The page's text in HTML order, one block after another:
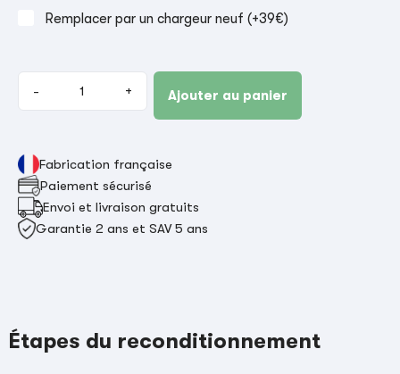
Remplacer par un chargeur neuf (+39€)
- + Ajouter au panier
Fabrication française
Paiement sécurisé
Envoi et livraison gratuits
Garantie 2 ans et SAV 5 ans
Étapes du reconditionnement